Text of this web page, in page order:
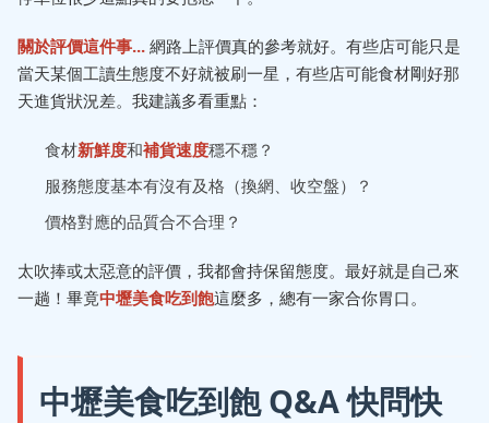
關於評價這件事... 網路上評價真的參考就好。有些店可能只是
當天某個工讀生態度不好就被刷一星，有些店可能食材剛好那
天進貨狀況差。我建議多看重點：
食材新鮮度和補貨速度穩不穩？
服務態度基本有沒有及格（換網、收空盤）？
價格對應的品質合不合理？
太吹捧或太惡意的評價，我都會持保留態度。最好就是自己來
一趟！畢竟中壢美食吃到飽這麼多，總有一家合你胃口。
中壢美食吃到飽 Q&A 快問快